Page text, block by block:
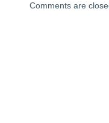
Comments are